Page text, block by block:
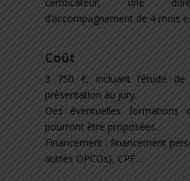
d’accompagnement de 4 mois
Coût
3 750 €, incluant l’étude
présentation au jury.
Des éventuelles formations
pourront être proposées.
Financement : financement
autres OPCOs), CPF…